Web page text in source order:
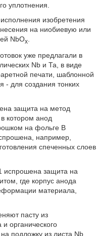
уплотнения.
изобретения
на ниобиевую или
NbOx.
уже предлагали в
Nb и Та, в виде
печати, шаблонной
- для создания тонких
защита на метод
котором анод
на фольге В
например,
спеченных слоев
испрошена защита на
где корпус анода
материала,
пасту из
органического
подложку из листа Nb